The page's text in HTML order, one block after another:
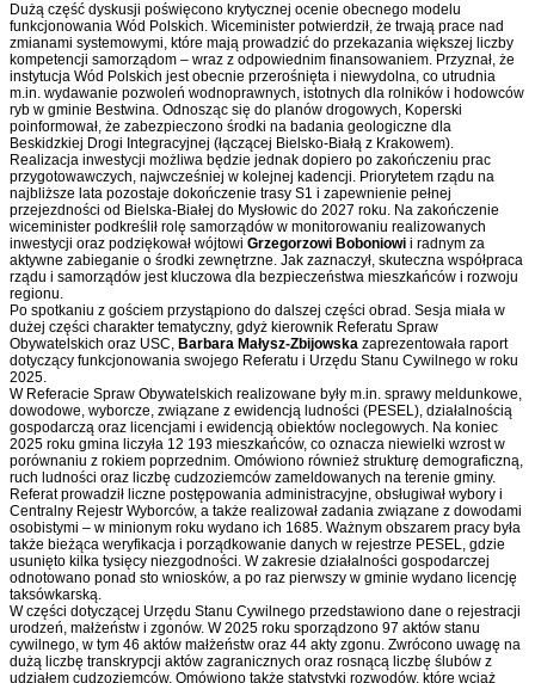
Dużą część dyskusji poświęcono krytycznej ocenie obecnego modelu
funkcjonowania Wód Polskich. Wiceminister potwierdził, że trwają prace nad
zmianami systemowymi, które mają prowadzić do przekazania większej liczby
kompetencji samorządom – wraz z odpowiednim finansowaniem. Przyznał, że
instytucja Wód Polskich jest obecnie przerośnięta i niewydolna, co utrudnia
m.in. wydawanie pozwoleń wodnoprawnych, istotnych dla rolników i hodowców
ryb w gminie Bestwina. Odnosząc się do planów drogowych, Koperski
poinformował, że zabezpieczono środki na badania geologiczne dla
Beskidzkiej Drogi Integracyjnej (łączącej Bielsko-Białą z Krakowem).
Realizacja inwestycji możliwa będzie jednak dopiero po zakończeniu prac
przygotowawczych, najwcześniej w kolejnej kadencji. Priorytetem rządu na
najbliższe lata pozostaje dokończenie trasy S1 i zapewnienie pełnej
przejezdności od Bielska-Białej do Mysłowic do 2027 roku. Na zakończenie
wiceminister podkreślił rolę samorządów w monitorowaniu realizowanych
inwestycji oraz podziękował wójtowi Grzegorzowi Boboniowi i radnym za
aktywne zabieganie o środki zewnętrzne. Jak zaznaczył, skuteczna współpraca
rządu i samorządów jest kluczowa dla bezpieczeństwa mieszkańców i rozwoju
regionu.
Po spotkaniu z gościem przystąpiono do dalszej części obrad. Sesja miała w
dużej części charakter tematyczny, gdyż kierownik Referatu Spraw
Obywatelskich oraz USC, Barbara Małysz-Zbijowska zaprezentowała raport
dotyczący funkcjonowania swojego Referatu i Urzędu Stanu Cywilnego w roku
2025.
W Referacie Spraw Obywatelskich realizowane były m.in. sprawy meldunkowe,
dowodowe, wyborcze, związane z ewidencją ludności (PESEL), działalnością
gospodarczą oraz licencjami i ewidencją obiektów noclegowych. Na koniec
2025 roku gmina liczyła 12 193 mieszkańców, co oznacza niewielki wzrost w
porównaniu z rokiem poprzednim. Omówiono również strukturę demograficzną,
ruch ludności oraz liczbę cudzoziemców zameldowanych na terenie gminy.
Referat prowadził liczne postępowania administracyjne, obsługiwał wybory i
Centralny Rejestr Wyborców, a także realizował zadania związane z dowodami
osobistymi – w minionym roku wydano ich 1685. Ważnym obszarem pracy była
także bieżąca weryfikacja i porządkowanie danych w rejestrze PESEL, gdzie
usunięto kilka tysięcy niezgodności. W zakresie działalności gospodarczej
odnotowano ponad sto wniosków, a po raz pierwszy w gminie wydano licencję
taksówkarską.
W części dotyczącej Urzędu Stanu Cywilnego przedstawiono dane o rejestracji
urodzeń, małżeństw i zgonów. W 2025 roku sporządzono 97 aktów stanu
cywilnego, w tym 46 aktów małżeństw oraz 44 akty zgonu. Zwrócono uwagę na
dużą liczbę transkrypcji aktów zagranicznych oraz rosnącą liczbę ślubów z
udziałem cudzoziemców. Omówiono także statystyki rozwodów, które wciąż